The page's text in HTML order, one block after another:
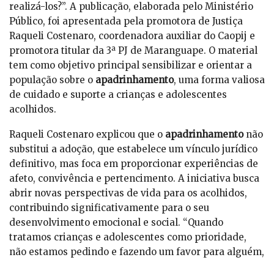
realizá-los?”. A publicação, elaborada pelo Ministério
Público, foi apresentada pela promotora de Justiça
Raqueli Costenaro, coordenadora auxiliar do Caopij e
promotora titular da 3ª PJ de Maranguape. O material
tem como objetivo principal sensibilizar e orientar a
população sobre o apadrinhamento, uma forma valiosa
de cuidado e suporte a crianças e adolescentes
acolhidos.
Raqueli Costenaro explicou que o apadrinhamentonão
substitui a adoção, que estabelece um vínculo jurídico
definitivo, mas foca em proporcionar experiências de
afeto, convivência e pertencimento. A iniciativa busca
abrir novas perspectivas de vida para os acolhidos,
contribuindo significativamente para o seu
desenvolvimento emocional e social. “Quando
tratamos crianças e adolescentes como prioridade,
não estamos pedindo e fazendo um favor para alguém,